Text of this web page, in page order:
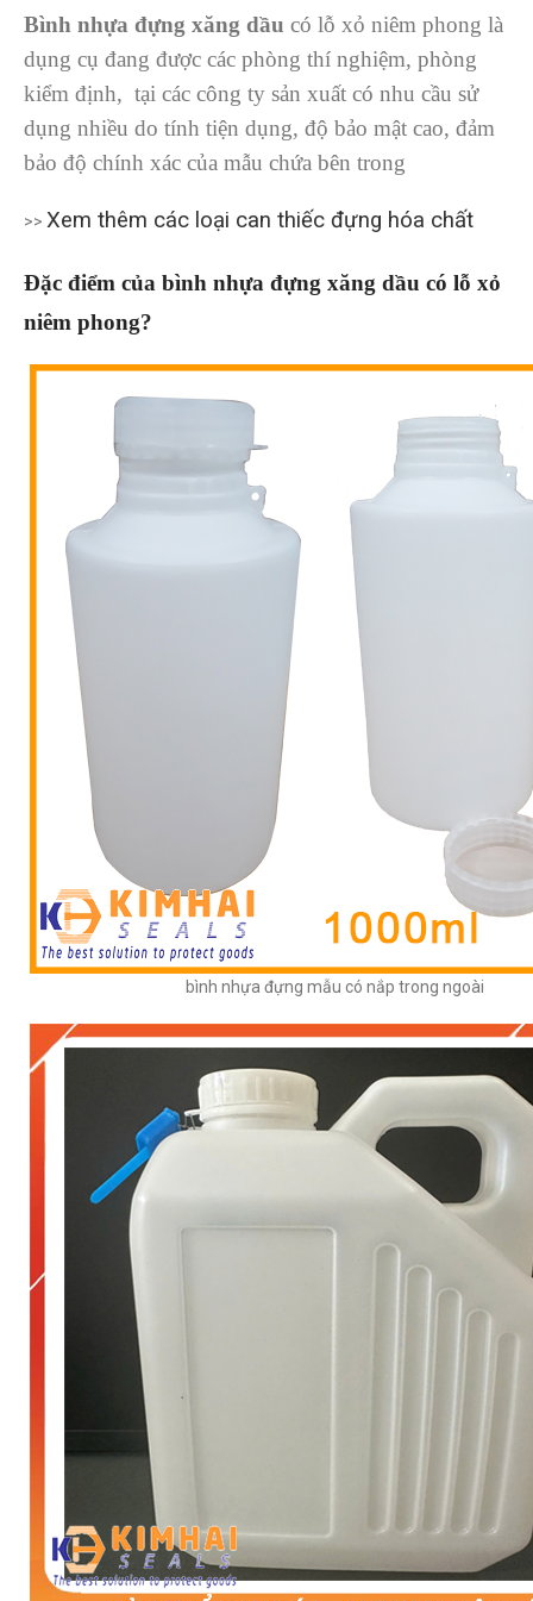
Bình nhựa đựng xăng dầu có lỗ xỏ niêm phong là
dụng cụ đang được các phòng thí nghiệm, phòng
kiểm định, tại các công ty sản xuất có nhu cầu sử
dụng nhiều do tính tiện dụng, độ bảo mật cao, đảm
bảo độ chính xác của mẫu chứa bên trong
>> Xem thêm các loại can thiếc đựng hóa chất
Đặc điểm của bình nhựa đựng xăng dầu có lỗ xỏ
niêm phong?
bình nhựa đựng mẫu có nắp trong ngoài